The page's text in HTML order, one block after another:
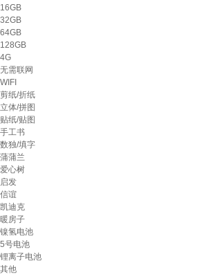
16GB
32GB
64GB
128GB
4G
无需联网
WIFI
剪纸/折纸
立体/拼图
贴纸/贴图
手工书
数独/填字
蒲蒲兰
爱心树
启发
信谊
凯迪克
暖房子
镍氢电池
5号电池
锂离子电池
其他